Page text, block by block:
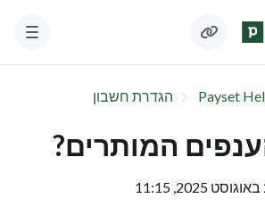
Payset הגדרת חשבון
המותרים?